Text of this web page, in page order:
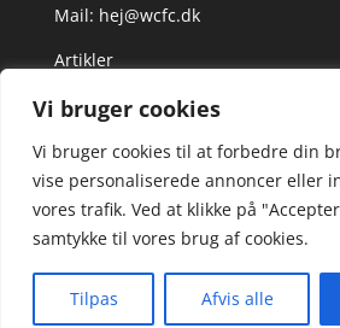
Vi bruger cookies
Vi bruger cookies til at forbedre din
vise personaliserede annoncer eller
vores trafik. Ved at klikke på
samtykke til vores brug af cookies.
Tilpas Afvis alle
Mail: hej@wcfc.dk
Artikler
spændende varer. Siden er et
links kan være